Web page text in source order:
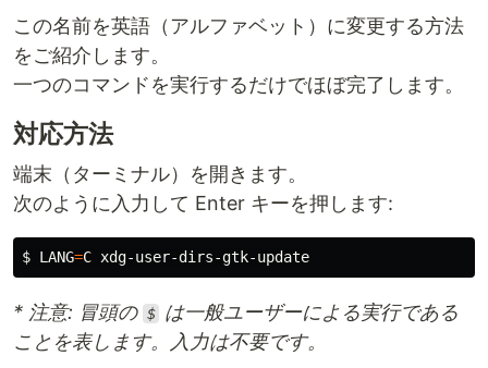
この名前を英語（アルファベット）に変更する方法
をご紹介します。
一つのコマンドを実行するだけでほぼ完了します。
対応方法
端末（ターミナル）を開きます。
次のように入力して Enter キーを押します:
$ LANG=
* 注意: 冒頭の $ は一般ユーザーによる実行である
ことを表します。入力は不要です。